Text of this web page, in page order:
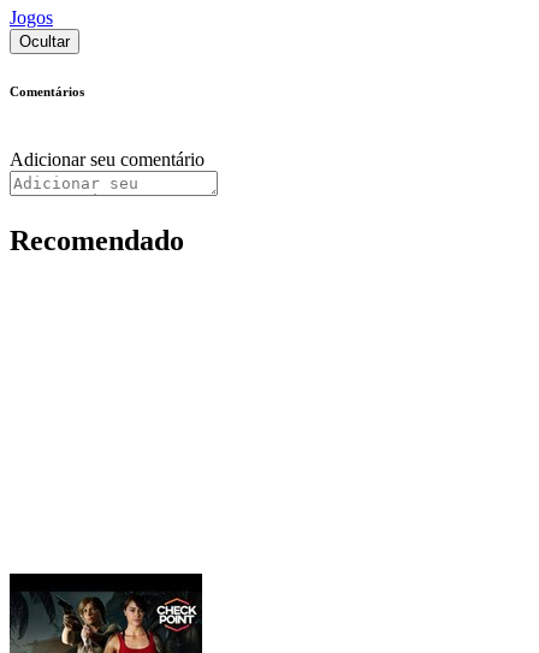
Jogos
Ocultar
Comentários
Adicionar seu comentário
Recomendado